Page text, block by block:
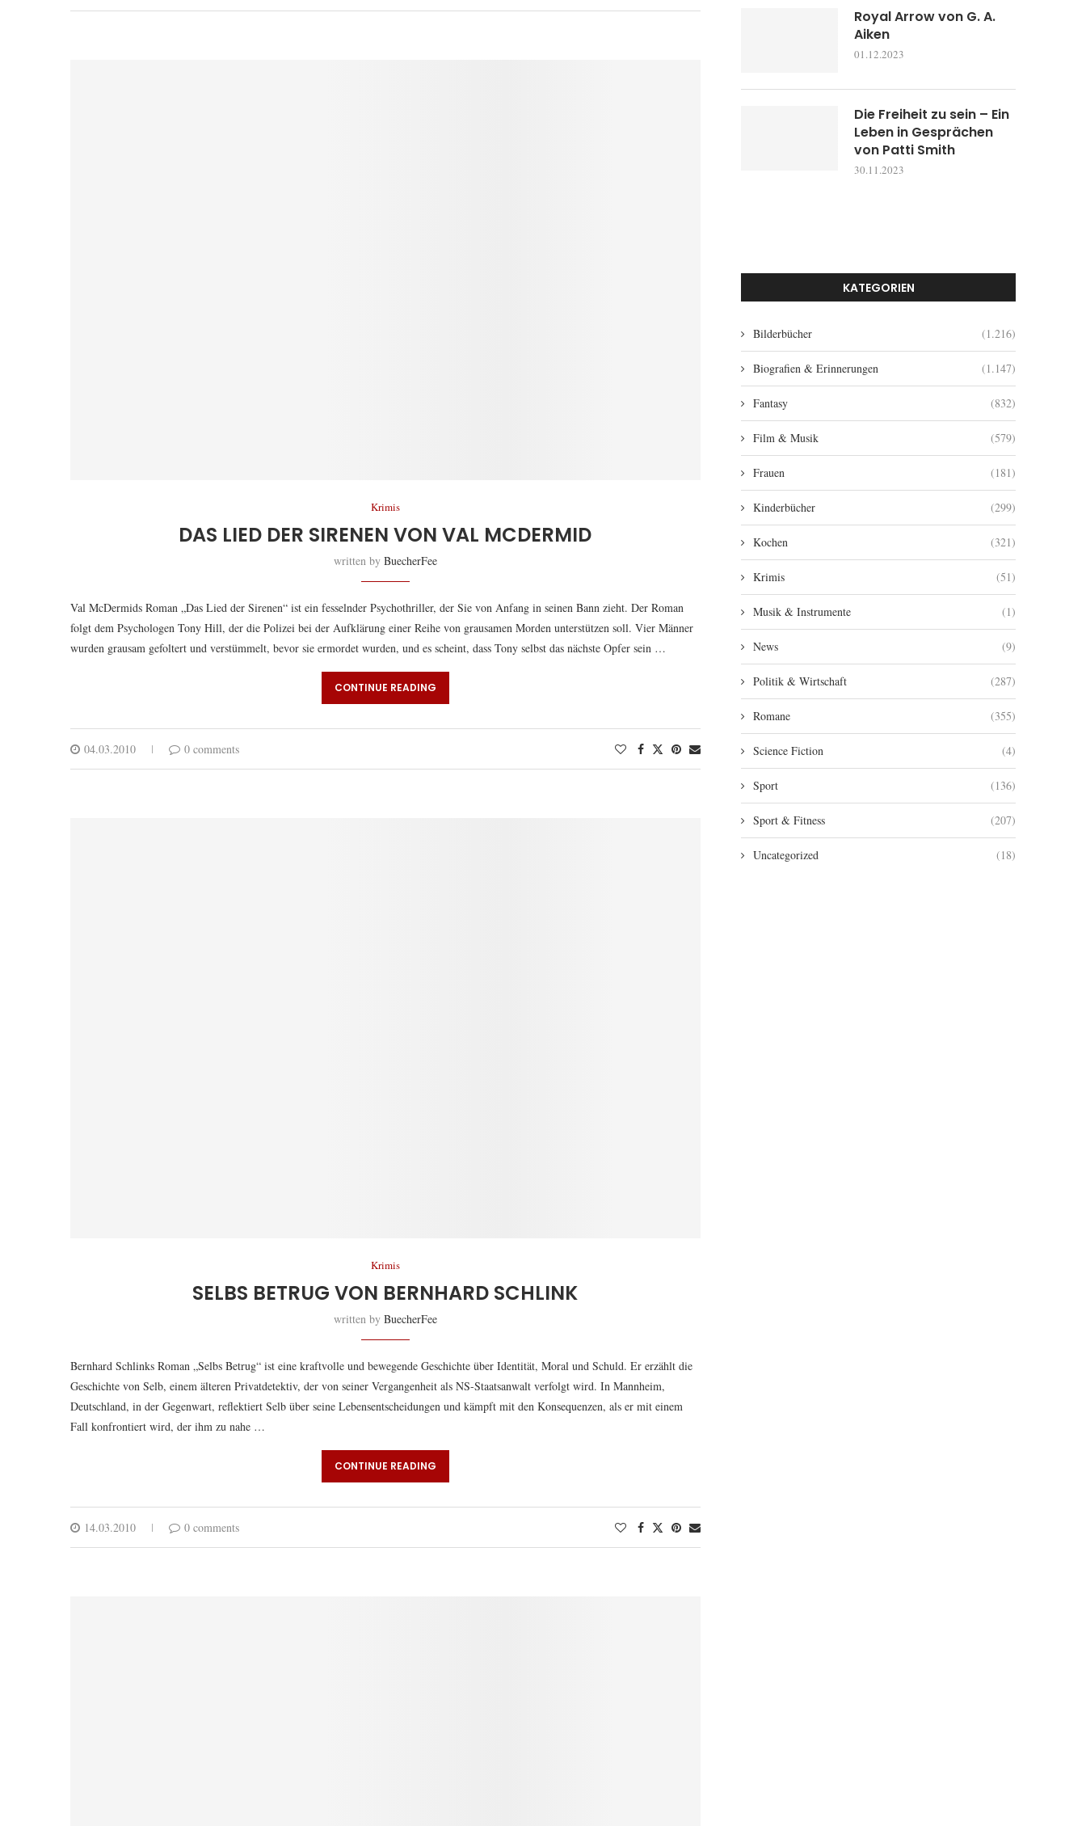
Krimis
DAS LIED DER SIRENEN VON VAL MCDERMID
written by BuecherFee
Val McDermids Roman „Das Lied der Sirenen“ ist ein fesselnder Psychothriller, der Sie von Anfang in seinen Bann zieht. Der Roman
folgt dem Psychologen Tony Hill, der die Polizei bei der Aufklärung einer Reihe von grausamen Morden unterstützen soll. Vier Männer
wurden grausam gefoltert und verstümmelt, bevor sie ermordet wurden, und es scheint, dass Tony selbst das nächste Opfer sein …
CONTINUE READING
04.03.2010 0 comments
Krimis
SELBS BETRUG VON BERNHARD SCHLINK
written by BuecherFee
Bernhard Schlinks Roman „Selbs Betrug“ ist eine kraftvolle und bewegende Geschichte über Identität, Moral und Schuld. Er erzählt die
Geschichte von Selb, einem älteren Privatdetektiv, der von seiner Vergangenheit als NS-Staatsanwalt verfolgt wird. In Mannheim,
Deutschland, in der Gegenwart, reflektiert Selb über seine Lebensentscheidungen und kämpft mit den Konsequenzen, als er mit einem
Fall konfrontiert wird, der ihm zu nahe …
CONTINUE READING
14.03.2010 0 comments
Royal Arrow von G. A.
Aiken
01.12.2023
Die Freiheit zu sein – Ein
Leben in Gesprächen
von Patti Smith
30.11.2023
KATEGORIEN
Bilderbücher (1.216)
Biografien & Erinnerungen (1.147)
Fantasy (832)
Film & Musik (579)
Frauen (181)
Kinderbücher (299)
Kochen (321)
Krimis (51)
Musik & Instrumente (1)
News (9)
Politik & Wirtschaft (287)
Romane (355)
Science Fiction (4)
Sport (136)
Sport & Fitness (207)
Uncategorized (18)